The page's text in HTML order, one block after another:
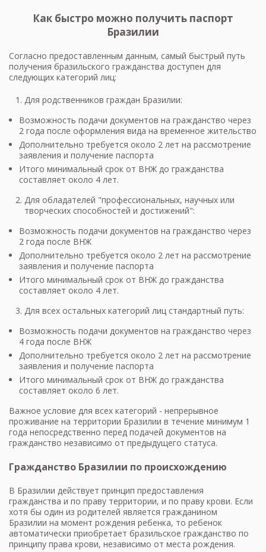
Как быстро можно получить паспорт
Бразилии
Согласно предоставленным данным, самый быстрый путь
получения бразильского гражданства доступен для
следующих категорий лиц:
Для родственников граждан Бразилии:
Возможность подачи документов на гражданство через
2 года после оформления вида на временное жительство
Дополнительно требуется около 2 лет на рассмотрение
заявления и получение паспорта
Итого минимальный срок от ВНЖ до гражданства
составляет около 4 лет.
Для обладателей "профессиональных, научных или
творческих способностей и достижений":
Возможность подачи документов на гражданство через
2 года после ВНЖ
Дополнительно требуется около 2 лет на рассмотрение
заявления и получение паспорта
Итого минимальный срок от ВНЖ до гражданства
составляет около 4 лет.
Для всех остальных категорий лиц стандартный путь:
Возможность подачи документов на гражданство через
4 года после ВНЖ
Дополнительно требуется около 2 лет на рассмотрение
заявления и получение паспорта
Итого минимальный срок от ВНЖ до гражданства
составляет около 6 лет.
Важное условие для всех категорий - непрерывное
проживание на территории Бразилии в течение минимум 1
года непосредственно перед подачей документов на
гражданство независимо от предыдущего статуса.
Гражданство Бразилии по происхождению
В Бразилии действует принцип предоставления
гражданства и по праву территории, и по праву крови. Если
хотя бы один из родителей является гражданином
Бразилии на момент рождения ребенка, то ребенок
автоматически приобретает бразильское гражданство по
принципу права крови, независимо от места рождения.